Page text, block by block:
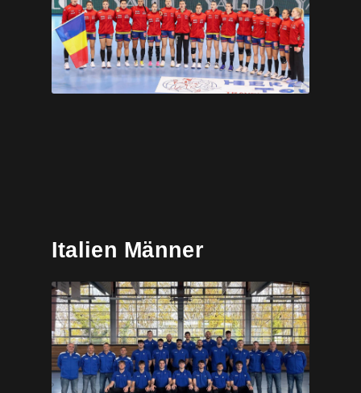
Handball-Federation-FEM
Italien Männer